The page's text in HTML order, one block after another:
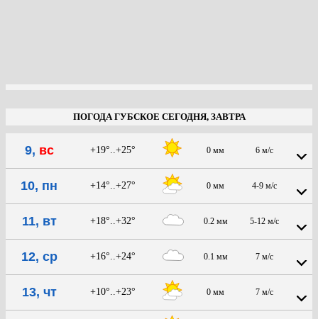
ПОГОДА ГУБСКОЕ СЕГОДНЯ, ЗАВТРА
9, вс +19°..+25° 0 мм 6 м/с
10, пн +14°..+27° 0 мм 4-9 м/с
11, вт +18°..+32° 0.2 мм 5-12 м/с
12, ср +16°..+24° 0.1 мм 7 м/с
13, чт +10°..+23° 0 мм 7 м/с